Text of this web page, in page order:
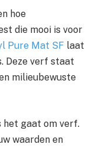
hoe
die mooi is voor
Pure Mat SF laat
Deze verf staat
milieubewuste
het gaat om verf.
waarden en